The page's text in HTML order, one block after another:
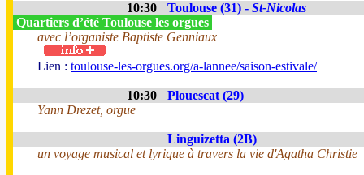
10:30 Toulouse (31) - St-Nicolas
Quartiers d’été Toulouse les orgues
avec l’organiste Baptiste Genniaux
Lien : toulouse-les-orgues.org/a-lannee/saison-estivale/
10:30
Plouescat (29)
Yann Drezet, orgue
Linguizetta (2B)
un voyage musical et lyrique à travers la vie d'Agatha Christie